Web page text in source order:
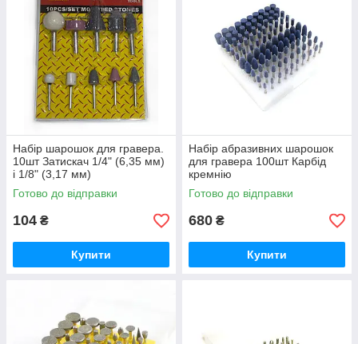
Набір шарошок для гравера.
10шт Затискач 1/4" (6,35 мм)
і 1/8" (3,17 мм)
Готово до відправки
104 ₴
Купити
Набір абразивних шарошок
для гравера 100шт Карбід
кремнію
Готово до відправки
680 ₴
Купити